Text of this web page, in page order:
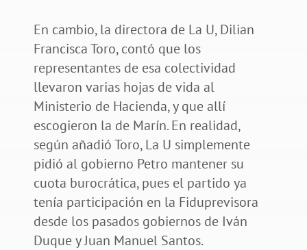
En cambio, la directora de La U, Dilian
Francisca Toro, contó que los
representantes de esa colectividad
llevaron varias hojas de vida al
Ministerio de Hacienda, y que allí
escogieron la de Marín. En realidad,
según añadió Toro, La U simplemente
pidió al gobierno Petro mantener su
cuota burocrática, pues el partido ya
tenía participación en la Fiduprevisora
desde los pasados gobiernos de Iván
Duque y Juan Manuel Santos.